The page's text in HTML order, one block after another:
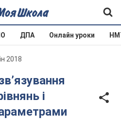
ДПА Онлайн уроки
2018
і